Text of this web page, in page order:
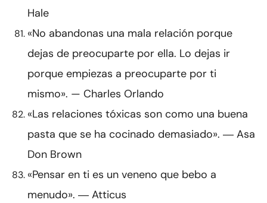
Hale
«No abandonas una mala relación porque
dejas de preocuparte por ella. Lo dejas ir
porque empiezas a preocuparte por ti
mismo». — Charles Orlando
«Las relaciones tóxicas son como una buena
pasta que se ha cocinado demasiado». ― Asa
Don Brown
«Pensar en ti es un veneno que bebo a
menudo». ― Atticus